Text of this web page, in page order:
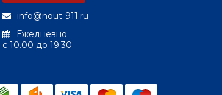
info@nout-911.ru
Ежедневно
c 10.00 до 19.30